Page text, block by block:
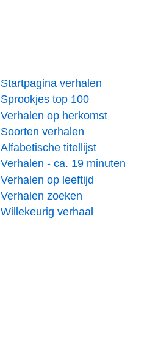
Startpagina verhalen
Sprookjes top 100
Verhalen op herkomst
Soorten verhalen
Alfabetische titellijst
Verhalen - ca. 19 minuten
Verhalen op leeftijd
Verhalen zoeken
Willekeurig verhaal